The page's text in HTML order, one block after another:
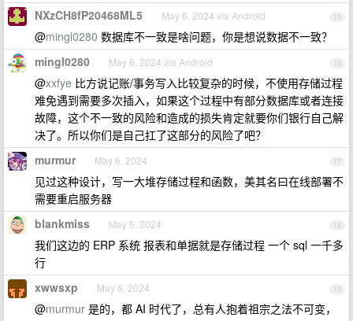
15
NXzCH8fP20468ML5 May 6, 2024 via Android
@mingl0280 数据库不一致是啥问题，你是想说数据不一致？
16
mingl0280 May 6, 2024 via Android
@xxfye 比方说记账/事务写入比较复杂的时候，不使用存储过程
难免遇到需要多次插入，如果这个过程中有部分数据库或者连接
故障，这个不一致的风险和造成的损失肯定就要你们银行自己解
决了。所以你们是自己扛了这部分的风险了吧？
17
murmur May 6, 2024
见过这种设计，写一大堆存储过程和函数，美其名曰在线部署不
需要重启服务器
18
blankmiss May 6, 2024
我们这边的 ERP 系统 报表和单据就是存储过程 一个 sql 一千多
行
19
xwwsxp May 6, 2024
@murmur 是的，都 AI 时代了，总有人抱着祖宗之法不可变，